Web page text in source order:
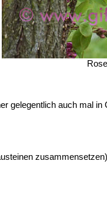
gelegentlich auch mal